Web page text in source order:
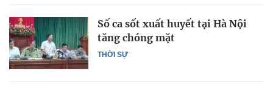
THỜI SỰ
Số ca sốt xuất huyết tại Hà Nội
tăng chóng mặt